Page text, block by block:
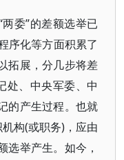
委”的差额选举已
序化等方面积累了
拓展，分几步将差
处、中央军委、中
的产生过程。也就
构(或职务)，应由
选举产生。如今，